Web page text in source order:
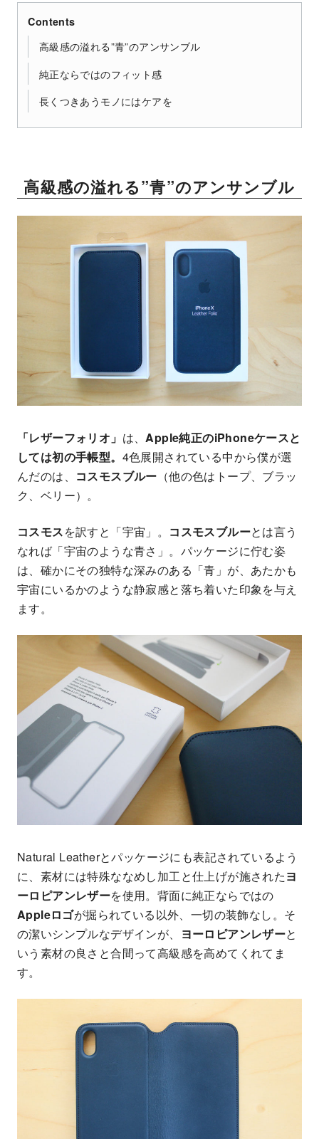
Contents
高級感の溢れる”青”のアンサンブル
純正ならではのフィット感
長くつきあうモノにはケアを
高級感の溢れる”青”のアンサンブル
「レザーフォリオ」 は、Apple純正のiPhoneケースと
しては初の手帳型。 4色展開されている中から僕が選
んだのは、 コスモスブルー （他の色はトープ、ブラッ
ク、ベリー）。
コスモスを訳すと「宇宙」。 コスモスブルーとは言う
なれば「宇宙のような青さ」。パッケージに佇む姿
は、確かにその独特な深みのある「青」が、あたかも
宇宙にいるかのような静寂感と落ち着いた印象を与え
ます。
Natural Leatherとパッケージにも表記されているよう
に、素材には特殊ななめし加工と仕上げが施されたヨ
ーロピアンレザーを使用。背面に純正ならではの
Appleロゴが掘られている以外、一切の装飾なし。そ
の潔いシンプルなデザインが、
ヨーロピアンレザーと
いう素材の良さと合間って高級感を高めてくれてま
す。